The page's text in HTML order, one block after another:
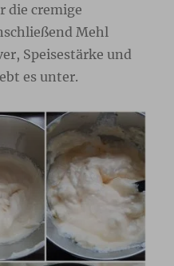
die cremige
Mehl
Speisestärke und
es unter.